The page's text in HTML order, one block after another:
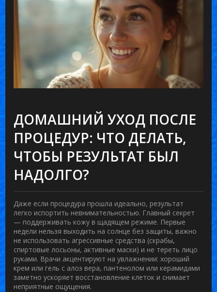
ДОМАШНИЙ УХОД ПОСЛЕ
ПРОЦЕДУР: ЧТО ДЕЛАТЬ,
ЧТОБЫ РЕЗУЛЬТАТ БЫЛ
НАДОЛГО?
Даже если процедура прошла идеально, результат
легко испортить невнимательностью. Главный секрет
— поддерживать кожу в щадящем режиме. Первые
недели нельзя выходить на солнце без защиты, важно
не использовать агрессивные средства (скрабы,
спиртовые лосьоны, активные маски) и не тереть лицо
руками. Врачи акцентируют на увлажнении: хороший
крем или гель с алоэ вера, пантенолом или керамидами
заметно ускоряет восстановление клеток и снимает
неприятные ощущения.